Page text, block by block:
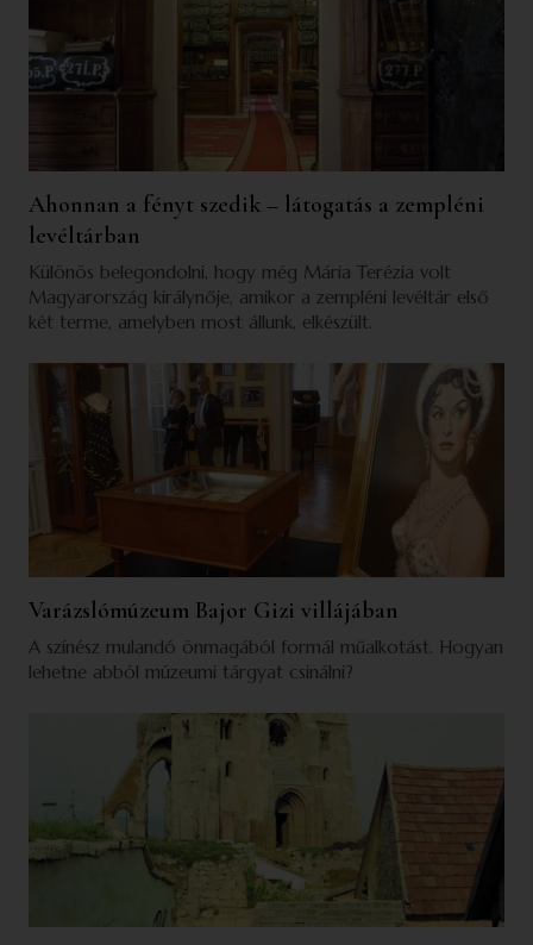
Ahonnan a fényt szedik – látogatás a zempléni
levéltárban
Különös belegondolni, hogy még Mária Terézia volt
Magyarország királynője, amikor a zempléni levéltár első
két terme, amelyben most állunk, elkészült.
Varázslómúzeum Bajor Gizi villájában
A színész mulandó önmagából formál műalkotást. Hogyan
lehetne abból múzeumi tárgyat csinálni?